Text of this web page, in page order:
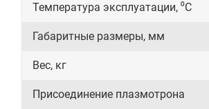
Температура эксплуатации, ⁰С
Габаритные размеры, мм
Вес, кг
Присоединение плазмотрона